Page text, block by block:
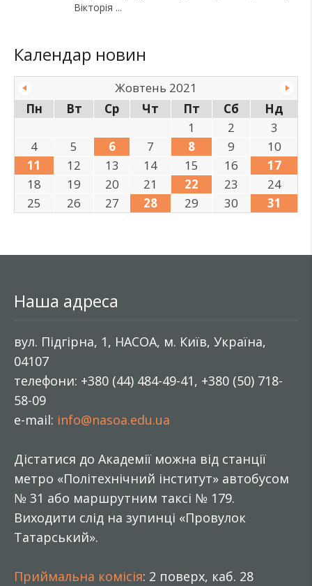
Вікторія
Календар новин
Жовтень 2021
Пн
Вт Ср Чт Пт Сб
Нд
1
2
3
4
5 6 7 8 9
10
11
12 13 14 15 16
17
18
19 20 21 22 23
24
25
26 27 28 29 30 31
Наша адреса
вул. Підгірна, 1, НАСОА, м. Київ, Україна,
04107
телефони: +380 (44) 484-49-41, +380 (50) 718-
58-09
e-mail: info@nasoa.edu.ua
Дістатися до Академії можна від станції
метро «Політехнічний інститут» автобусом
№ 31 або маршрутним таксі № 179.
Виходити слід на зупинці «Провулок
Татарський».
Приймальна комісія: 2 поверх, каб. 28